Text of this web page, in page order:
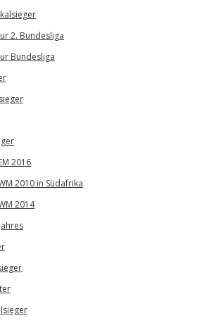
2. Bundesliga
Bundesliga
2016
2010 in Südafrika
2014